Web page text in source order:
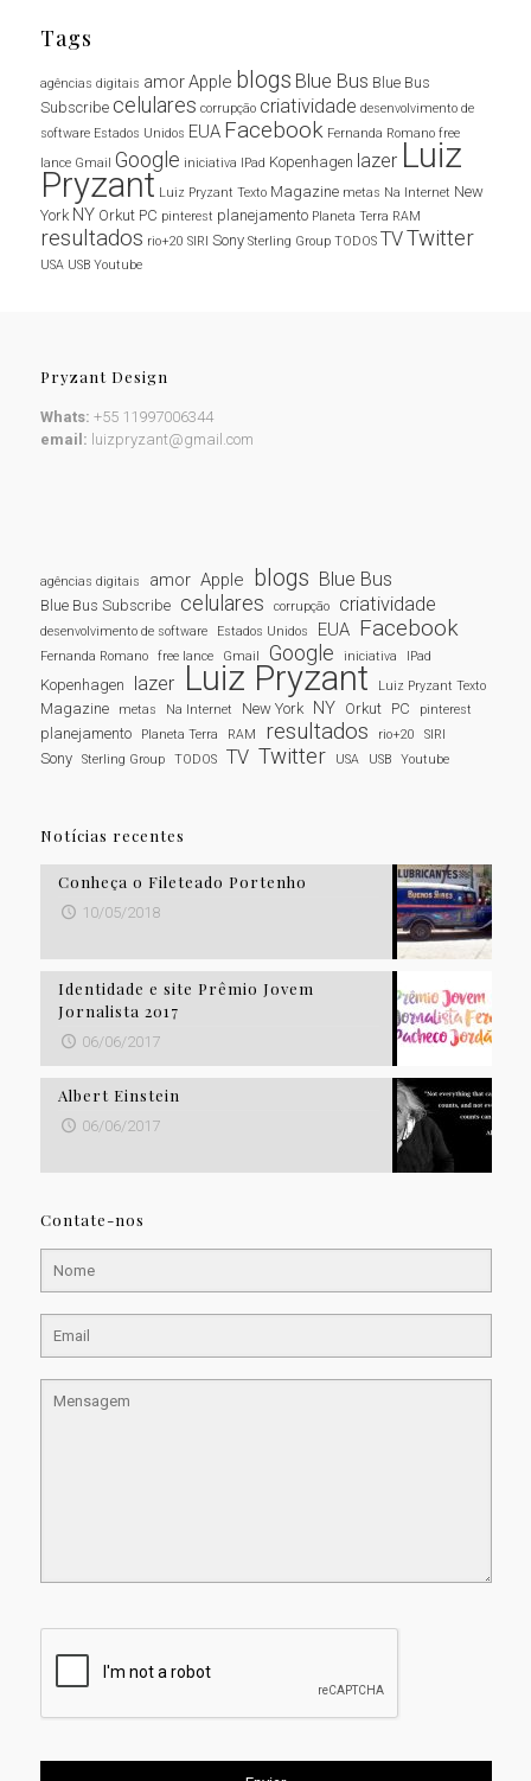
Tags
agências digitais amorApple blogs Blue Bus Blue Bus
Subscribe celulares corrupção criatividade desenvolvimento de
software Estados Unidos EUA Facebook Fernanda Romano free
lance Gmail Google iniciativa IPad Kopenhagen lazer Luiz
Pryzant Luiz Pryzant Texto Magazine metas Na Internet New
York NY Orkut PC pinterest planejamento Planeta Terra RAM
resultados rio+20 SIRI Sony Sterling Group TODOS TVTwitter
USA USB Youtube
Pryzant Design
Whats: +55 11997006344
email: luizpryzant@gmail.com
agências digitais amor Apple blogs Blue Bus
Blue Bus Subscribe celulares corrupção criatividade
desenvolvimento de software Estados Unidos EUA Facebook
Fernanda Romano free lance Gmail Google iniciativa IPad
Kopenhagen lazer Luiz Pryzant Luiz Pryzant Texto
Magazine metas Na Internet New York NY Orkut PC pinterest
planejamento Planeta Terra RAM resultados rio+20 SIRI
Sony Sterling Group TODOS TV Twitter USA USB Youtube
Notícias recentes
Conheça o Fileteado Portenho
10/05/2018
Identidade e site Prêmio Jovem
Jornalista 2017
06/06/2017
Albert Einstein
06/06/2017
Contate-nos